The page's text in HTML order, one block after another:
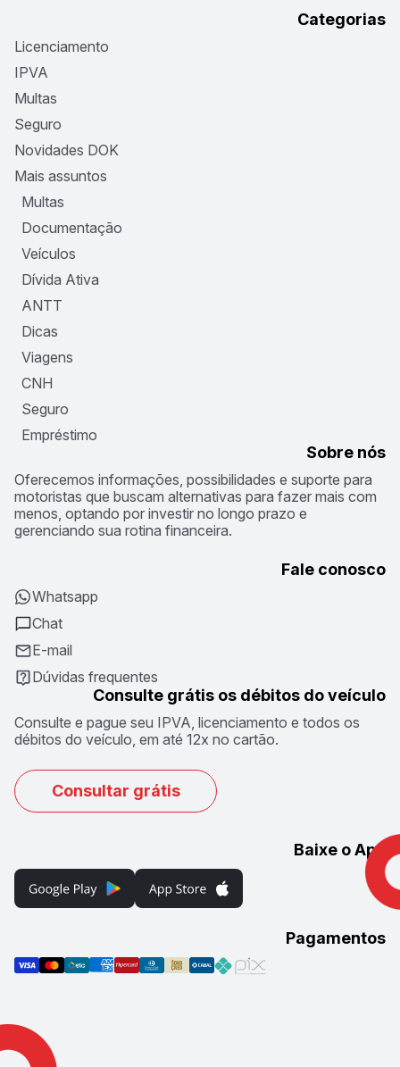
Categorias
Licenciamento
IPVA
Multas
Seguro
Novidades DOK
Mais assuntos
Multas
Documentação
Veículos
Dívida Ativa
ANTT
Dicas
Viagens
CNH
Seguro
Empréstimo
Sobre nós
Oferecemos informações, possibilidades e suporte para
motoristas que buscam alternativas para fazer mais com
menos, optando por investir no longo prazo e
gerenciando sua rotina financeira.
Fale conosco
Whatsapp
Chat
E-mail
Dúvidas frequentes
Consulte grátis os débitos do veículo
Consulte e pague seu IPVA, licenciamento e todos os
débitos do veículo, em até 12x no cartão.
Consultar grátis
Baixe o App
Pagamentos